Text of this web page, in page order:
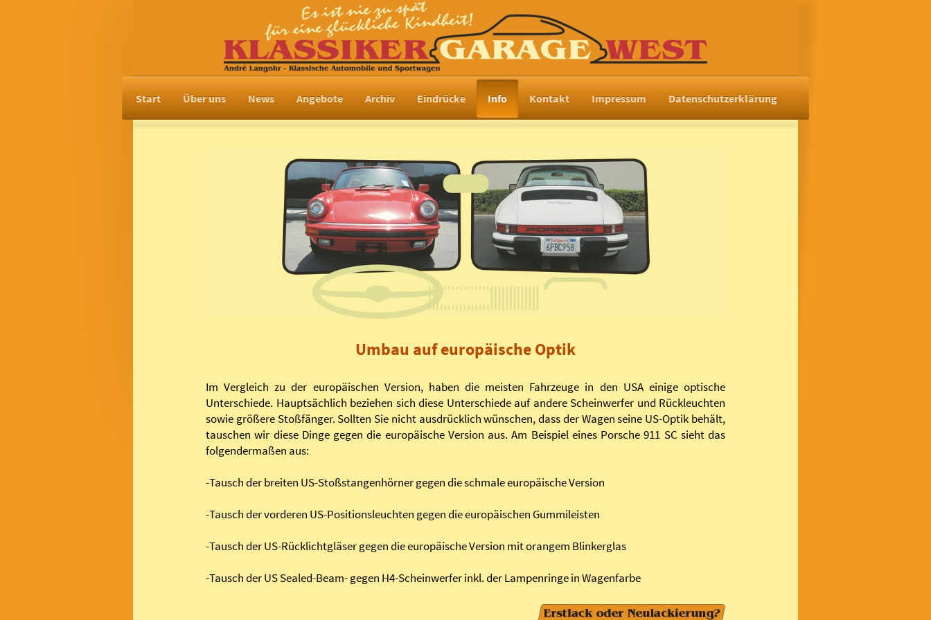
Start Über uns News Angebote Archiv Eindrücke Info Kontakt Impressum Datenschutzerklärung
Umbau auf europäische Optik
Im Vergleich zu der europäischen Version, haben die meisten Fahrzeuge in den USA einige optische
Unterschiede. Hauptsächlich beziehen sich diese Unterschiede auf andere Scheinwerfer und Rückleuchten
sowie größere Stoßfänger. Sollten Sie nicht ausdrücklich wünschen, dass der Wagen seine US-Optik behält,
tauschen wir diese Dinge gegen die europäische Version aus. Am Beispiel eines Porsche 911 SC sieht das
folgendermaßen aus:
-Tausch der breiten US-Stoßstangenhörner gegen die schmale europäische Version
-Tausch der vorderen US-Positionsleuchten gegen die europäischen Gummileisten
-Tausch der US-Rücklichtgläser gegen die europäische Version mit orangem Blinkerglas
-Tausch der US Sealed-Beam- gegen H4-Scheinwerfer inkl. der Lampenringe in Wagenfarbe